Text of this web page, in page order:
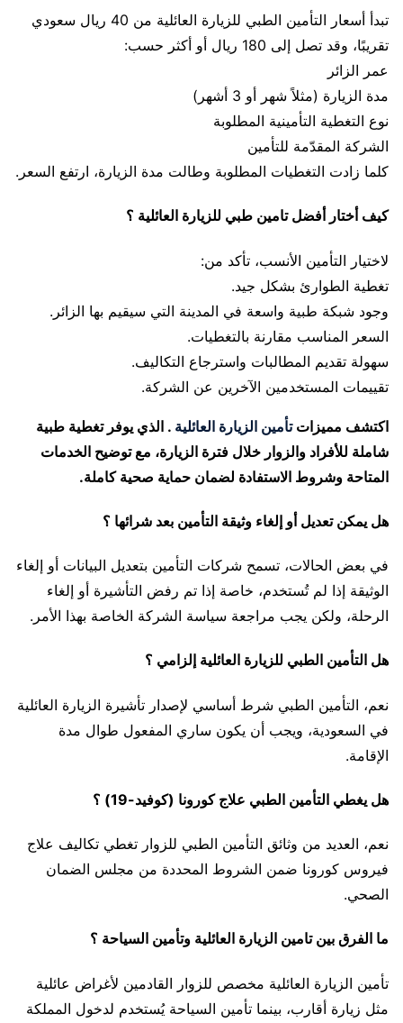
تبدأ أسعار التأمين الطبي للزيارة العائلية من 40 ريال سعودي
تقريبًا، وقد تصل إلى 180 ريال أو أكثر حسب:
عمر الزائر
مدة الزيارة (مثلاً شهر أو 3 أشهر)
نوع التغطية التأمينية المطلوبة
الشركة المقدّمة للتأمين
كلما زادت التغطيات المطلوبة وطالت مدة الزيارة، ارتفع السعر.
كيف أختار أفضل تامين طبي للزيارة العائلية ؟
لاختيار التأمين الأنسب، تأكد من:
تغطية الطوارئ بشكل جيد.
وجود شبكة طبية واسعة في المدينة التي سيقيم بها الزائر.
السعر المناسب مقارنة بالتغطيات.
سهولة تقديم المطالبات واسترجاع التكاليف.
تقييمات المستخدمين الآخرين عن الشركة.
اكتشف مميزاتتأمين الزيارة العائلية . الذي يوفر تغطية طبية
شاملة للأفراد والزوار خلال فترة الزيارة، مع توضيح الخدمات
المتاحة وشروط الاستفادة لضمان حماية صحية كاملة.
هل يمكن تعديل أو إلغاء وثيقة التأمين بعد شرائها ؟
في بعض الحالات، تسمح شركات التأمين بتعديل البيانات أو إلغاء
الوثيقة إذا لم تُستخدم، خاصة إذا تم رفض التأشيرة أو إلغاء
الرحلة، ولكن يجب مراجعة سياسة الشركة الخاصة بهذا الأمر.
هل التأمين الطبي للزيارة العائلية إلزامي ؟
نعم، التأمين الطبي شرط أساسي لإصدار تأشيرة الزيارة العائلية
في السعودية، ويجب أن يكون ساري المفعول طوال مدة
الإقامة.
هل يغطي التأمين الطبي علاج كورونا (كوفيد-19) ؟
نعم، العديد من وثائق التأمين الطبي للزوار تغطي تكاليف علاج
فيروس كورونا ضمن الشروط المحددة من مجلس الضمان
الصحي.
ما الفرق بين تامين الزيارة العائلية وتأمين السياحة ؟
تأمين الزيارة العائلية مخصص للزوار القادمين لأغراض عائلية
مثل زيارة أقارب، بينما تأمين السياحة يُستخدم لدخول المملكة